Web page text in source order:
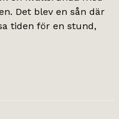
Det blev en sån där
tiden för en stund,